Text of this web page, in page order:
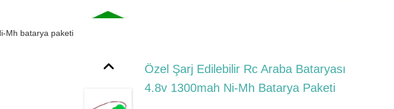
Mh batarya paketi
Özel Şarj Edilebilir Rc Araba Bataryası
4.8v 1300mah Ni-Mh Batarya Paketi